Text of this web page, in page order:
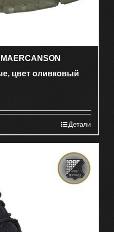
цвет оливковый
Детали